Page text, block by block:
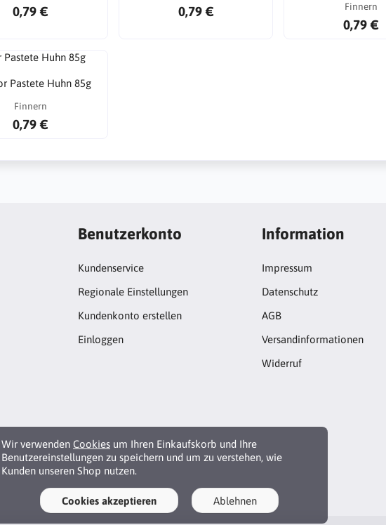
0,79 € 0,79 € Finnern
0,79 €
Pastete Huhn 85g
Finnern
0,79 €
Wir verwenden Cookies um Ihren Einkaufskorb und Ihre
Benutzereinstellungen zu speichern und um zu verstehen, wie
Kunden unseren Shop nutzen.
Cookies akzeptieren Ablehnen
Benutzerkonto
Kundenservice
Regionale Einstellungen
Kundenkonto erstellen
Einloggen
Information
Impressum
Datenschutz
AGB
Versandinformationen
Widerruf